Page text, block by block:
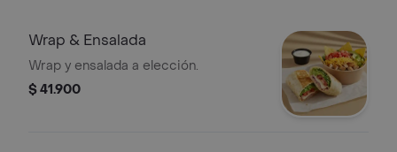
Wrap & Ensalada
Wrap y ensalada a elección.
$ 41.900